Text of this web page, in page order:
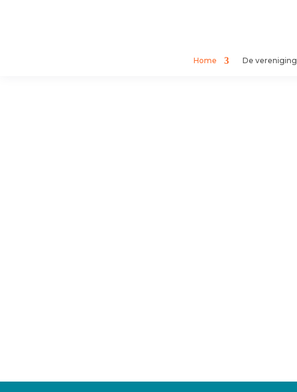
Home De vereniging